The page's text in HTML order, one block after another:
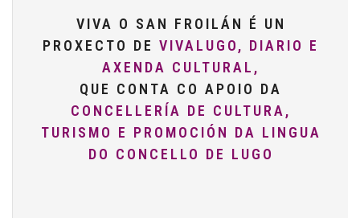
VIVA O SAN FROILÁN É UN
PROXECTO DE VIVALUGO, DIARIO E
AXENDA CULTURAL,
QUE CONTA CO APOIO DA
CONCELLERÍA DE CULTURA,
TURISMO E PROMOCIÓN DA LINGUA
DO CONCELLO DE LUGO